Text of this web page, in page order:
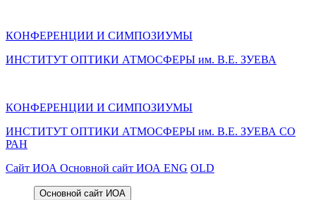
КОНФЕРЕНЦИИ И СИМПОЗИУМЫ
ИНСТИТУТ ОПТИКИ АТМОСФЕРЫ им. В.Е. ЗУЕВА
КОНФЕРЕНЦИИ И СИМПОЗИУМЫ
ИНСТИТУТ ОПТИКИ АТМОСФЕРЫ им. В.Е. ЗУЕВА СО
РАН
Cайт ИОА Основной сайт ИОА ENG OLD
Основной сайт ИОА